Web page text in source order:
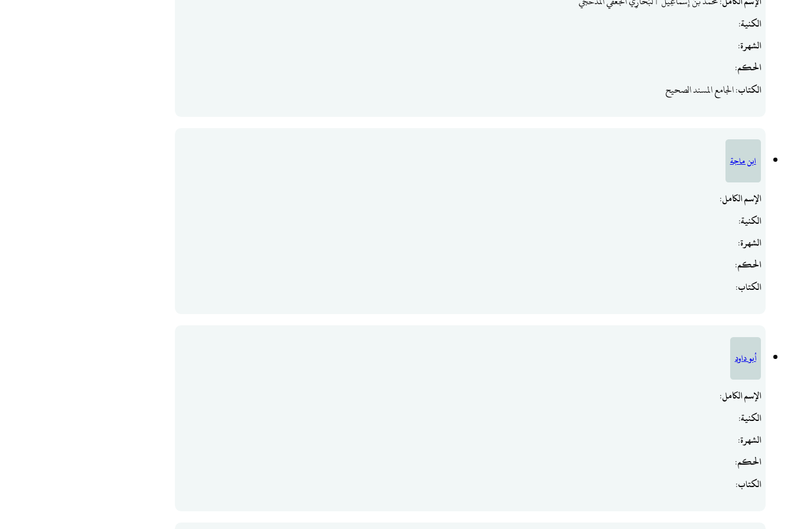
الكنية:
الشهرة:
الحكم:
الكتاب: الجامع المسند الصحيح
ابن ماجة
الإسم الكامل:
الكنية:
الشهرة:
الحكم:
الكتاب:
أبو داود
الإسم الكامل:
الكنية:
الشهرة:
الحكم:
الكتاب: